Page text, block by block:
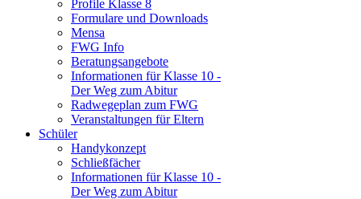
Profile Klasse 8
Formulare und Downloads
Mensa
FWG Info
Beratungsangebote
Informationen für Klasse 10 -
Der Weg zum Abitur
Radwegeplan zum FWG
Veranstaltungen für Eltern
Schüler
Handykonzept
Schließfächer
Informationen für Klasse 10 -
Der Weg zum Abitur